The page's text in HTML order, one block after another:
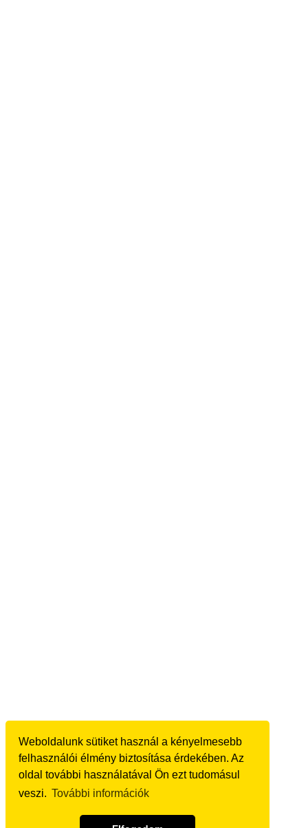
Weboldalunk sütiket használ a kényelmesebb
felhasználói élmény biztosítása érdekében. Az
oldal további használatával Ön ezt tudomásul
veszi. További információk